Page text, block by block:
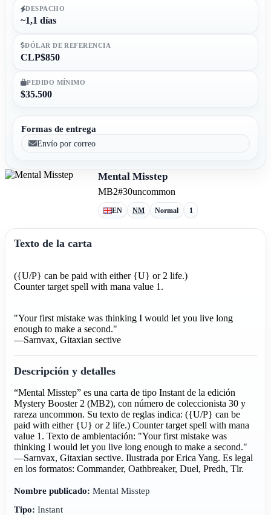
DESPACHO
~1,1 días
DÓLAR DE REFERENCIA
CLP$850
PEDIDO MÍNIMO
$35.500
Formas de entrega
Envío por correo
Mental Misstep
MB2#30uncommon
EN NM Normal 1
Texto de la carta
({U/P} can be paid with either {U} or 2 life.)
Counter target spell with mana value 1.
"Your first mistake was thinking I would let you live long
enough to make a second."
—Sarnvax, Gitaxian sective
Descripción y detalles
“Mental Misstep” es una carta de tipo Instant de la edición
Mystery Booster 2 (MB2), con número de coleccionista 30 y
rareza uncommon. Su texto de reglas indica: ({U/P} can be
paid with either {U} or 2 life.) Counter target spell with mana
value 1. Texto de ambientación: "Your first mistake was
thinking I would let you live long enough to make a second."
—Sarnvax, Gitaxian sective. Ilustrada por Erica Yang. Es legal
en los formatos: Commander, Oathbreaker, Duel, Predh, Tlr.
Nombre publicado: Mental Misstep
Tipo: Instant